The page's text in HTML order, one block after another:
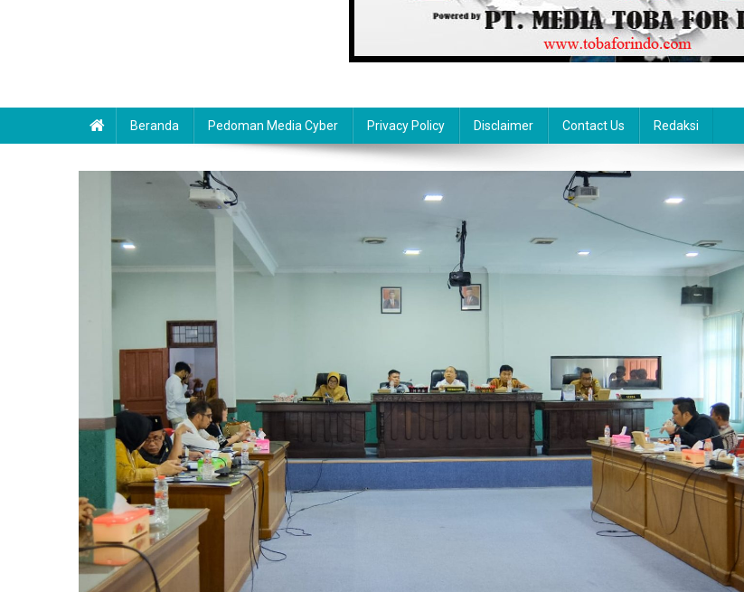
Beranda Pedoman Media Cyber Privacy Policy Disclaimer Contact Us Redaksi